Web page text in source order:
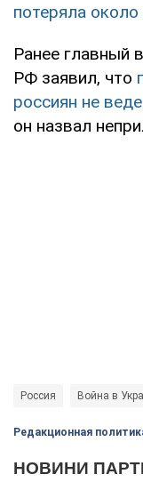
потеряла
Ранее главный
РФ заявил, что
россиян не
он назвал
Россия Война в
Редакционная